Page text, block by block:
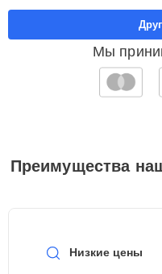
Мы
Преимущества
Низкие цены